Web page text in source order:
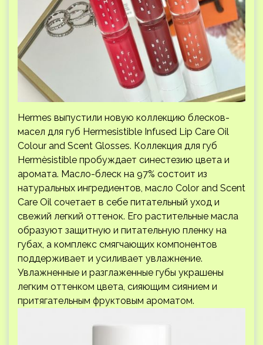
Hermes выпустили новую коллекцию блесков-
масел для губ Hermesistible Infused Lip Care Oil
Colour and Scent Glosses. Коллекция для губ
Hermèsistible пробуждает синестезию цвета и
аромата. Масло-блеск на 97% состоит из
натуральных ингредиентов, масло Color and Scent
Care Oil сочетает в себе питательный уход и
свежий легкий оттенок. Его растительные масла
образуют защитную и питательную пленку на
губах, а комплекс смягчающих компонентов
поддерживает и усиливает увлажнение.
Увлажненные и разглаженные губы украшены
легким оттенком цвета, сияющим сиянием и
притягательным фруктовым ароматом.